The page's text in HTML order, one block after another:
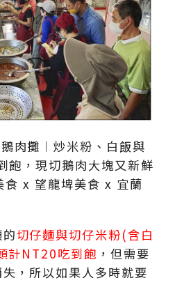
切仔麵與切仔米粉(含白
計NT20吃到飽 ，但需要
，所以如果人多時就要